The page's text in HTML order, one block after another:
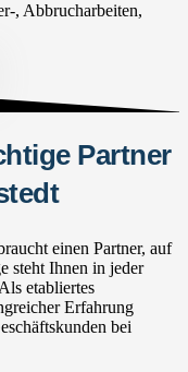
, Abbrucharbeiten,
Partner
einen Partner, auf
steht Ihnen in jeder
etabliertes
Erfahrung
bei